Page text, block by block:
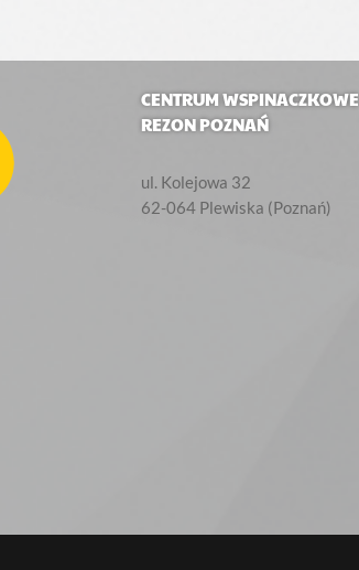
CENTRUM WSPINACZKOWE
REZON POZNAŃ
ul. Kolejowa 32‎
62-064 Plewiska (Poznań)